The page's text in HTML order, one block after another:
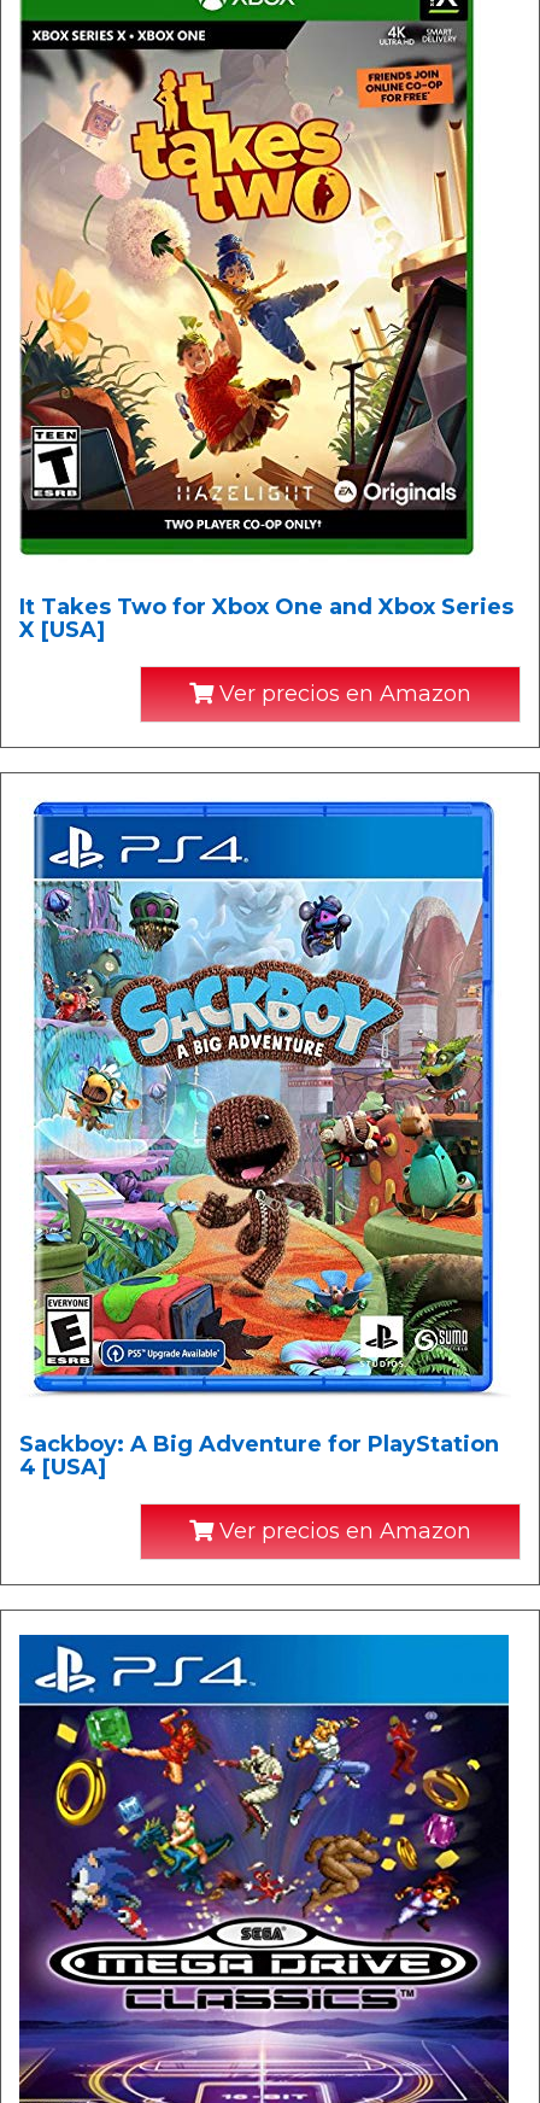
It Takes Two for Xbox One and Xbox Series
X [USA]
Ver precios en Amazon
Sackboy: A Big Adventure for PlayStation
4 [USA]
Ver precios en Amazon